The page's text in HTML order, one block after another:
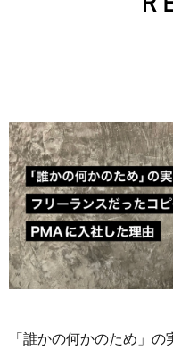
「誰かの何かのため」